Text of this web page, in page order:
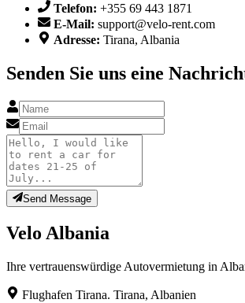
Telefon: +355 69 443 1871
E-Mail: support@velo-rent.com
Adresse: Tirana, Albania
Senden Sie uns eine
Send Message
Velo Albania
Ihre vertrauenswürdige Autovermietung in
Flughafen Tirana. Tirana, Albanien